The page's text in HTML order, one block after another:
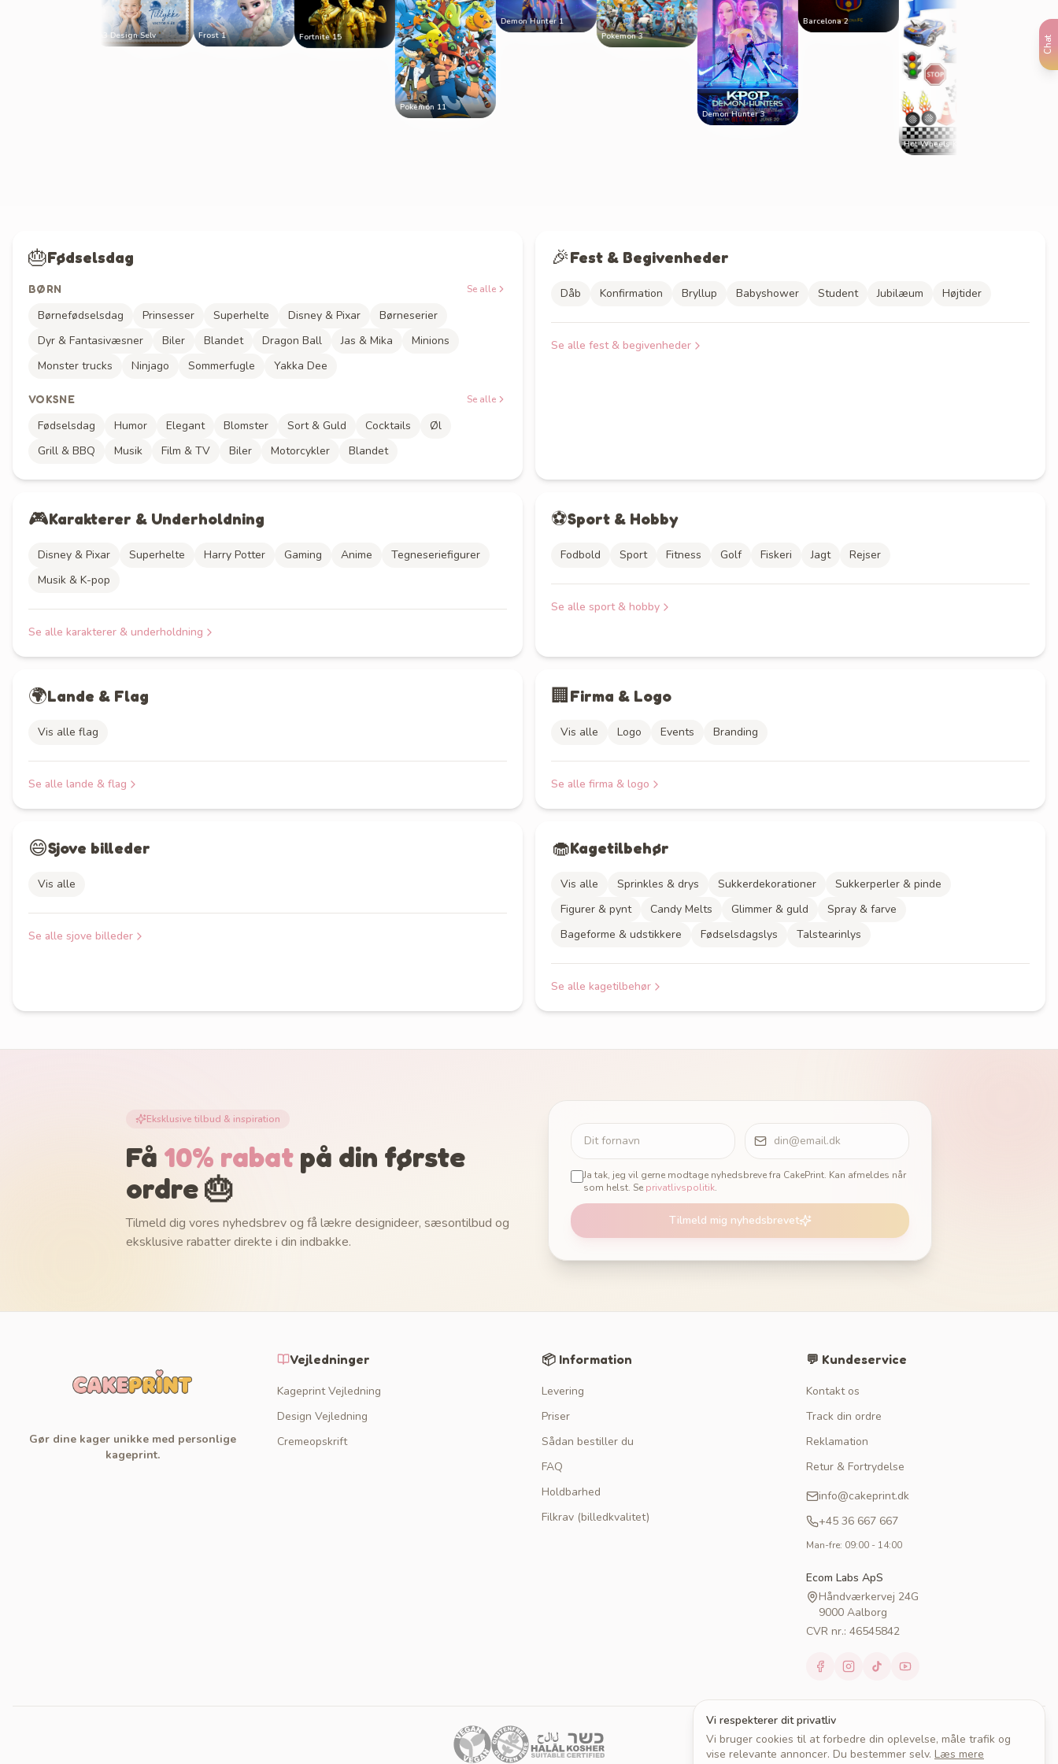
Chat
Vi respekterer dit privatliv
Vi bruger cookies til at forbedre din oplevelse, måle trafik og
vise relevante annoncer. Du bestemmer selv. Læs mere
A3 Design Selv Frost 1 Fortnite 15
Pokemon 11
Demon Hunter 1
Pokemon 3
Demon Hunter 3
Barcelona 2
Hot Wheels Klip Selv 2
🎂Fødselsdag
BØRN Se alle
Børnefødselsdag Prinsesser Superhelte Disney & Pixar
Børneserier
Dyr & Fantasivæsner
Biler Blandet Dragon Ball Jas & Mika
Minions
Monster trucks
Ninjago Sommerfugle Yakka Dee
VOKSNE Se alle
Fødselsdag Humor Elegant Blomster Sort & Guld Cocktails
Øl
Grill & BBQ
Musik Film & TV Biler Motorcykler Blandet
🎉Fest & Begivenheder
Dåb Konfirmation Bryllup Babyshower Student Jubilæum Højtider
Se alle fest & begivenheder
🎮Karakterer & Underholdning
Disney & Pixar Superhelte Harry Potter Gaming Anime
Tegneseriefigurer
Musik & K-pop
Se alle karakterer & underholdning
⚽Sport & Hobby
Fodbold Sport Fitness Golf Fiskeri Jagt Rejser
Se alle sport & hobby
🌍Lande & Flag
Vis alle flag
Se alle lande & flag
🏢Firma & Logo
Vis alle Logo Events Branding
Se alle firma & logo
😄Sjove billeder
Vis alle
Se alle sjove billeder
🧁Kagetilbehør
Vis alle Sprinkles & drys Sukkerdekorationer
Sukkerperler & pinde
Figurer & pynt
Candy Melts Glimmer & guld
Spray & farve
Bageforme & udstikkere
Fødselsdagslys Talstearinlys
Se alle kagetilbehør
Eksklusive tilbud & inspiration
Få 10% rabat på din første
ordre 🎂
Tilmeld dig vores nyhedsbrev og få lækre designideer, sæsontilbud og
eksklusive rabatter direkte i din indbakke.
Ja tak, jeg vil gerne modtage nyhedsbreve fra CakePrint. Kan afmeldes når
som helst. Se privatlivspolitik.
Tilmeld mig nyhedsbrevet
Gør dine kager unikke med personlige
kageprint.
Vejledninger
Kageprint Vejledning
Design Vejledning
Cremeopskrift
📦 Information
Levering
Priser
Sådan bestiller du
FAQ
Holdbarhed
Filkrav (billedkvalitet)
💬 Kundeservice
Kontakt os
Track din ordre
Reklamation
Retur & Fortrydelse
info@cakeprint.dk
+45 36 667 667
Man-fre: 09:00 - 14:00
Ecom Labs ApS
Håndværkervej 24G
9000 Aalborg
CVR nr.: 46545842